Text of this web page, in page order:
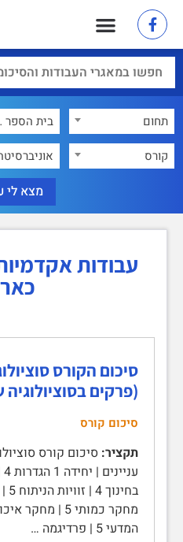
תחום
קורס
עבודות
סיכום הקורס
(פרקים בסוציולוגיה
סיכום קורס
תקציר: סיכום קורס
המדעי 5 | פרדיגמה …